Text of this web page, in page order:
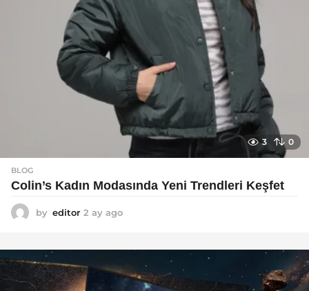
3 0
BLOG
Colin’s Kadın Modasında Yeni Trendleri Keşfet
by editor 2 ay ago
a
o